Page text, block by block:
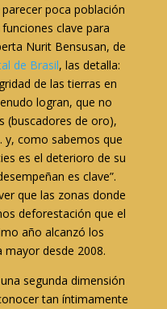
poca población
clave para
Nurit Bensusan, de
de Brasil, las detalla:
de las tierras en
logran, que no
(buscadores de oro),
y, como sabemos que
es el deterioro de su
es clave”.
que las zonas donde
deforestación que el
año alcanzó los
mayor desde 2008.
segunda dimensión
tan íntimamente